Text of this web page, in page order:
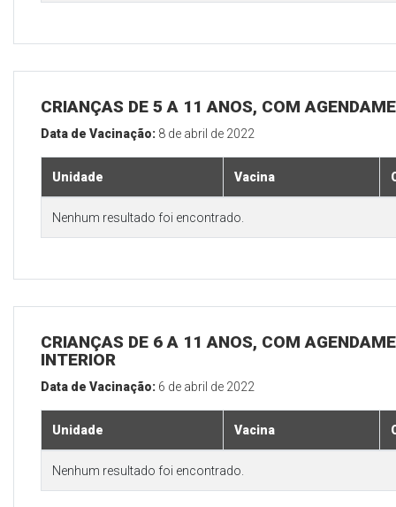
CRIANÇAS DE 5 A 11 ANOS, COM
Data de Vacinação: 8 de abril de 2022
Unidade Vacina
Nenhum resultado foi encontrado.
CRIANÇAS DE 6 A 11 ANOS, COM
INTERIOR
Data de Vacinação: 6 de abril de 2022
Unidade Vacina
Nenhum resultado foi encontrado.